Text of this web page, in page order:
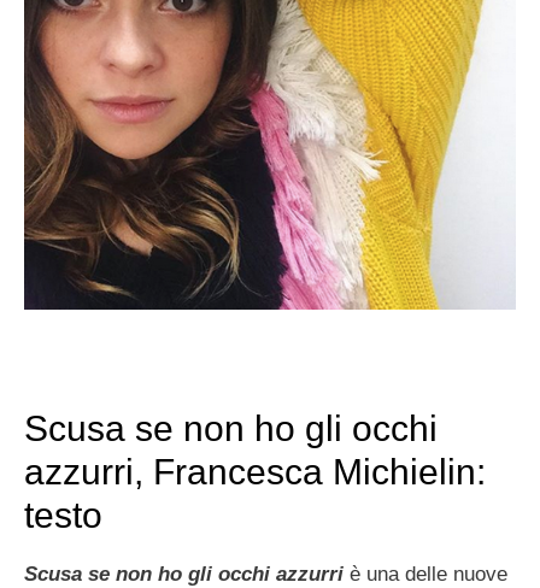
Scusa se non ho gli occhi
azzurri, Francesca Michielin:
testo
Scusa se non ho gli occhi azzurri è una delle nuove